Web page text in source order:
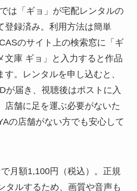
は「ギョ」が宅配レンタルの
登録済み。利用方法は簡単
のサイト上の検索窓に「ギ
文庫 ギョ」と入力すると作品
。レンタルを申し込むと、
が届き、視聴後はポストに入
店舗に足を運ぶ必要がないた
の店舗がない方でも安心して
月額1,100円（税込）。正規
タルするため、画質や音声も